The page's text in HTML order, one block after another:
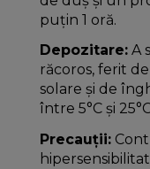
puțin 1 oră.
Depozitare:A
răcoros, ferit
solare și de
între 5°C și
Precauții: